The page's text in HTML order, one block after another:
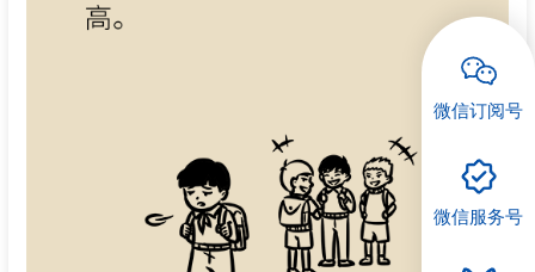
微信订阅号
微信服务号